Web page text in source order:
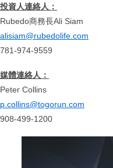
投資人連絡人：
Rubedo商務長Ali Siam
alisiam@rubedolife.com
781-974-9559
媒體連絡人：
Peter Collins
p.collins@togorun.com
908-499-1200